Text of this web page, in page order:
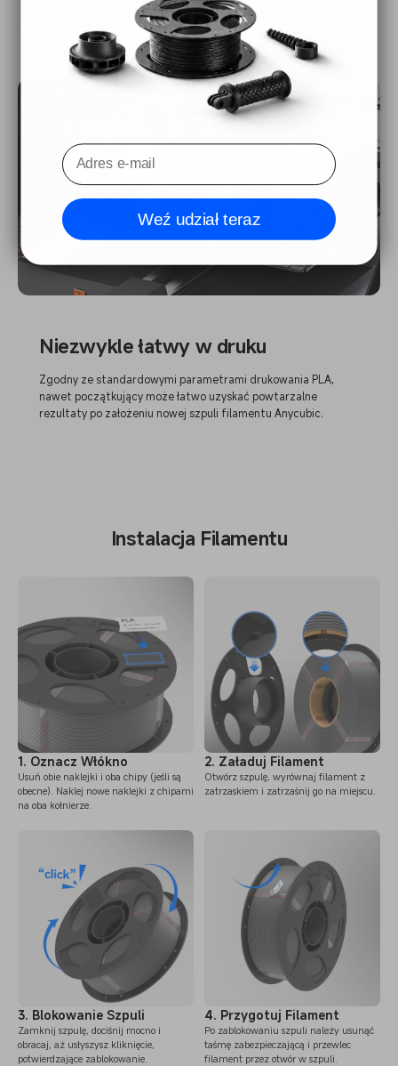
Niezwykle łatwy w druku
Zgodny ze standardowymi parametrami drukowania PLA,
nawet początkujący może łatwo uzyskać powtarzalne
rezultaty po założeniu nowej szpuli filamentu Anycubic.
Instalacja Filamentu
1. Oznacz Włókno
Usuń obie naklejki i oba chipy (jeśli są
obecne). Naklej nowe naklejki z chipami
na oba kołnierze.
2. Załaduj Filament
Otwórz szpulę, wyrównaj filament z
zatrzaskiem i zatrzaśnij go na miejscu.
3. Blokowanie Szpuli
Zamknij szpulę, dociśnij mocno i
obracaj, aż usłyszysz kliknięcie,
potwierdzające zablokowanie.
4. Przygotuj Filament
Po zablokowaniu szpuli należy usunąć
taśmę zabezpieczającą i przewlec
filament przez otwór w szpuli.
Weź udział teraz